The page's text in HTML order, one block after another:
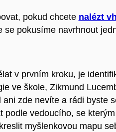
pokud chcete nalézt
se pokusíme navrhnout
v prvním kroku, je
ve škole, Zikmund
ani zde nevíte a rádi byste
podle vedoucího, se
myšlenkovou mapu